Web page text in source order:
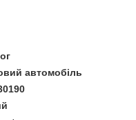
автомобіль